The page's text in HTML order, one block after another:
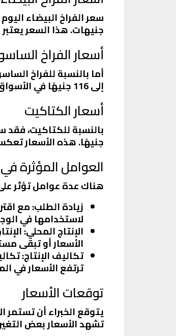
جنيهات. هذا السعر
أسعار الفراخ
إلى 116 جنيهًا في الأسواق. الفراخ الساسو تعتبر من الأنواع المفضلة لدى الكثير من المصريين، مما يجعل الطلب عليها مرتفعًا.
أسعار الكتاكيت
جنيهًا. هذه الأسعار
العوامل المؤثرة
هناك عدة عوامل تؤثر
زيادة الطلب: مع
لاستخدامها في
الإنتاج المحلي:
الأسعار أو تبقى
تكاليف الإنتاج:
ترتفع الأسعار في
توقعات الأسعار
يتوقع الخبراء أن تستمر
تشهد الأسعار بعض